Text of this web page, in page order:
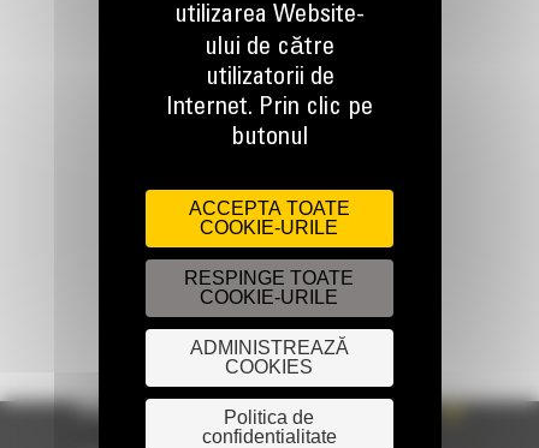
Apelati-ne
0800 89 10 10
Scrieti-ne
TRIMITETI O CERERE
PRODUSE
utilizarea Website-
ului de către
utilizatorii de
Internet. Prin clic pe
butonul
ACCEPTA TOATE
COOKIE-URILE
RESPINGE TOATE
COOKIE-URILE
ADMINISTREAZĂ
COOKIES
Politica de
confidentialitate